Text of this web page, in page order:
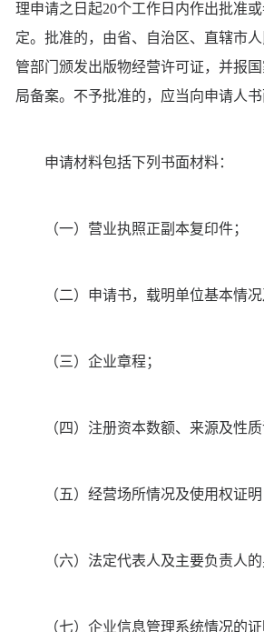
理申请之日起20个工作日内作出批准
定。批准的，由省、自治区、直辖市
管部门颁发出版物经营许可证，并报
局备案。不予批准的，应当向申请人书
申请材料包括下列书面材料：
（一）营业执照正副本复印件；
（二）申请书，载明单位基本情况
（三）企业章程；
（四）注册资本数额、来源及性质
（五）经营场所情况及使用权证明
（六）法定代表人及主要负责人的
（七）企业信息管理系统情况的证